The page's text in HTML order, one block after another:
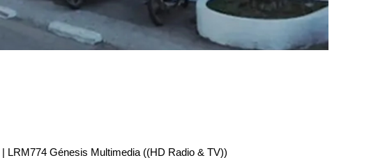
LRM774 Génesis Multimedia ((HD Radio & TV))